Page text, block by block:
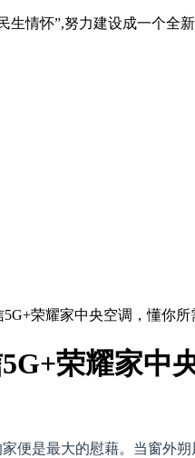
生情怀”,努力建设成一个
荣耀家中央空调，懂你所
荣耀家中
便是最大的慰藉。当窗外